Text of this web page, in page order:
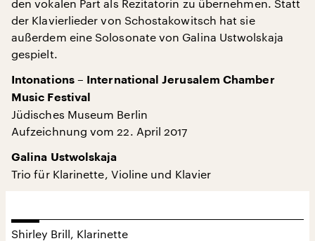
den vokalen Part als Rezitatorin zu übernehmen. Statt
der Klavierlieder von Schostakowitsch hat sie
außerdem eine Solosonate von Galina Ustwolskaja
gespielt.
Intonations – International Jerusalem Chamber
Music Festival
Jüdisches Museum Berlin
Aufzeichnung vom 22. April 2017
Galina Ustwolskaja
Trio für Klarinette, Violine und Klavier
Shirley Brill, Klarinette